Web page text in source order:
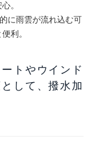
。
に雨雲が流れ込む可
利。
トやウインド
して、撥水加